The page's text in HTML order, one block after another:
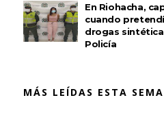
En Riohacha,
cuando
drogas
Policía
MÁS LEÍDAS ESTA